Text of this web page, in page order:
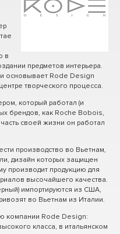
в
предметов интерьера.
основывает Rode Design
творческого процесса.
который работал (и
брендов, как Roche Bobois,
своей жизни он работал
производство во Вьетнам,
дизайн которых защищен
производит продукцию для
высочайшего качества.
импортируются из США,
во Вьетнам из Италии.
компании Rode Design:
класса, в итальянском